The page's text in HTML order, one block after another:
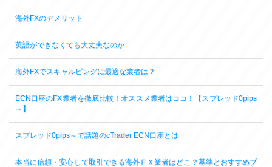
海外FXのデメリット
英語ができなくても大丈夫なのか
海外FXでスキャルピングに最適な業者は？
ECN口座のFX業者を徹底比較！オススメ業者はココ！【スプレッド0pips
～】
スプレッド0pips～で話題のcTrader ECN口座とは
本当に信頼・安心して取引できる海外ＦＸ業者はどこ？基準とおすすめブ